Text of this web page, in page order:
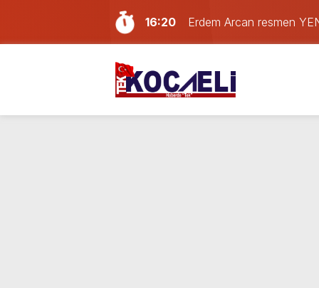
16:20
Erdem Arcan resmen
14:13
Doğum günü kutlamaya
13:55
Paraf Körfez karta ilk 24
12:39
Son dakika Kocaeli’de
11:33
Kocaelispor’da transfer